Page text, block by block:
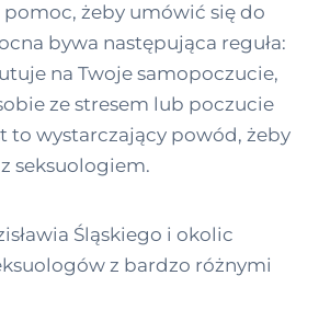
żeby umówić się do
bywa następująca reguła:
na Twoje samopoczucie,
ze stresem lub poczucie
to wystarczający powód, żeby
seksuologiem.
Śląskiego i okolic
z bardzo różnymi